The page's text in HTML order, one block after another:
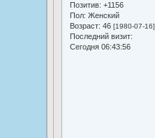
Позитив: +1156
Пол: Женский
Возраст: 46 [1980-07-16]
Последний визит:
Сегодня 06:43:56